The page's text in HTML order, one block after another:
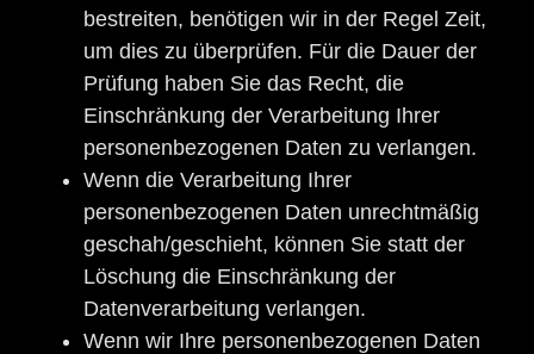
bestreiten, benötigen wir in der Regel Zeit,
um dies zu überprüfen. Für die Dauer der
Prüfung haben Sie das Recht, die
Einschränkung der Verarbeitung Ihrer
personenbezogenen Daten zu verlangen.
Wenn die Verarbeitung Ihrer
personenbezogenen Daten unrechtmäßig
geschah/geschieht, können Sie statt der
Löschung die Einschränkung der
Datenverarbeitung verlangen.
Wenn wir Ihre personenbezogenen Daten